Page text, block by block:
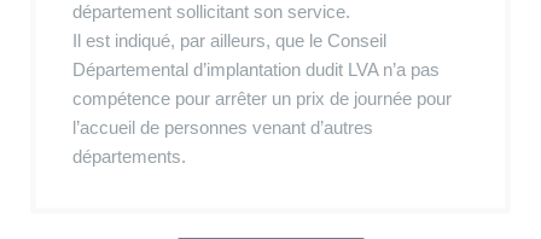
département sollicitant son service.
Il est indiqué, par ailleurs, que le Conseil
Départemental d’implantation dudit LVA n’a pas
compétence pour arrêter un prix de journée pour
l’accueil de personnes venant d’autres
départements.